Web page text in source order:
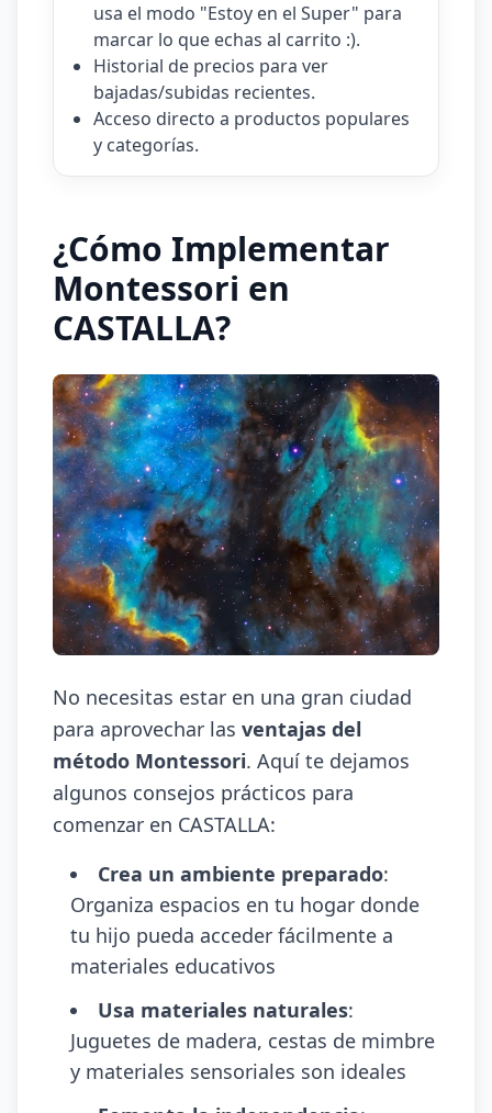
usa el modo "Estoy en el Super" para
marcar lo que echas al carrito :).
Historial de precios para ver
bajadas/subidas recientes.
Acceso directo a productos populares
y categorías.
¿Cómo Implementar
Montessori en
CASTALLA?
No necesitas estar en una gran ciudad
para aprovechar las ventajas del
método Montessori. Aquí te dejamos
algunos consejos prácticos para
comenzar en CASTALLA:
Crea un ambiente preparado:
Organiza espacios en tu hogar donde
tu hijo pueda acceder fácilmente a
materiales educativos
Usa materiales naturales:
Juguetes de madera, cestas de mimbre
y materiales sensoriales son ideales